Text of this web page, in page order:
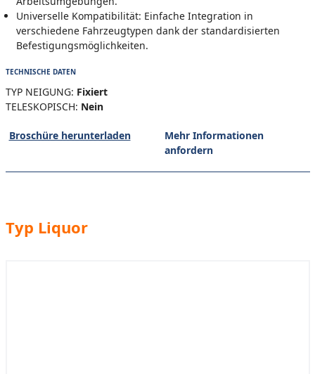
Universelle Kompatibilität: Einfache Integration in
verschiedene Fahrzeugtypen dank der standardisierten
Befestigungsmöglichkeiten.
TECHNISCHE DATEN
TYP NEIGUNG: Fixiert
TELESKOPISCH: Nein
Broschüre herunterladen
Mehr Informationen
anfordern
Typ Liquor